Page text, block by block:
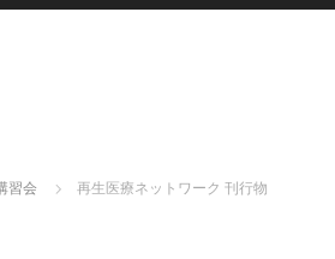
習会 再生医療ネットワーク 刊行物